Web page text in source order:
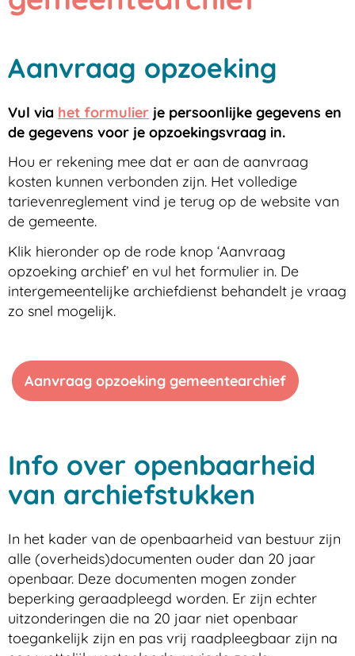
Aanvraag opzoeking
Vul via het formulier je persoonlijke gegevens en
de gegevens voor je opzoekingsvraag in.
Hou er rekening mee dat er aan de aanvraag
kosten kunnen verbonden zijn. Het volledige
tarievenreglement vind je terug op de website van
de gemeente.
Klik hieronder op de rode knop ‘Aanvraag
opzoeking archief’ en vul het formulier in. De
intergemeentelijke archiefdienst behandelt je vraag
zo snel mogelijk.
Aanvraag opzoeking gemeentearchief
Info over openbaarheid
van archiefstukken
In het kader van de openbaarheid van bestuur zijn
alle (overheids)documenten ouder dan 20 jaar
openbaar. Deze documenten mogen zonder
beperking geraadpleegd worden. Er zijn echter
uitzonderingen die na 20 jaar niet openbaar
toegankelijk zijn en pas vrij raadpleegbaar zijn na